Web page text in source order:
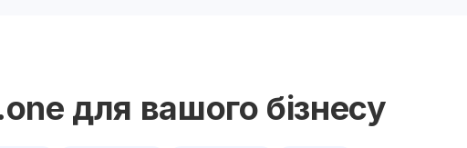
для вашого бізнесу